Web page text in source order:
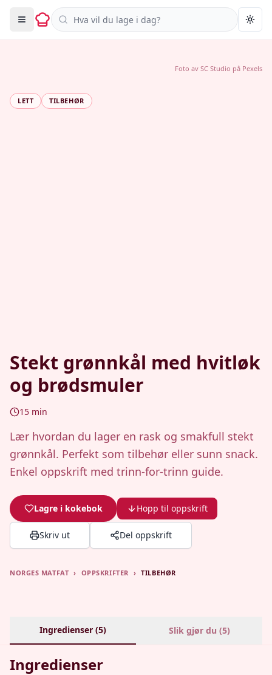
Søk i oppskrifter
LETT TILBEHØR
Stekt grønnkål med hvitløk
og brødsmuler
15 min
Lær hvordan du lager en rask og smakfull stekt
grønnkål. Perfekt som tilbehør eller sunn snack.
Enkel oppskrift med trinn-for-trinn guide.
Lagre i kokebok Hopp til oppskrift
Skriv ut Del oppskrift
Foto av SC Studio på Pexels
NORGES MATFAT › OPPSKRIFTER › TILBEHØR
Ingredienser (5) Slik gjør du (5)
Ingredienser